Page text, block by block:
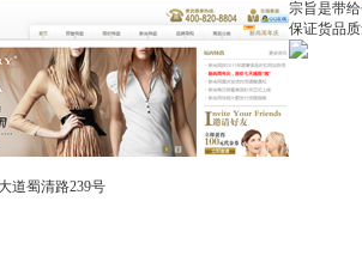
宗旨是带
保证货品
大道蜀清路239号